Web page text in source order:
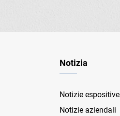
Notizia
Notizie espositive
Notizie aziendali